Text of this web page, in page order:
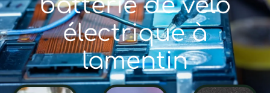
batterie de vélo
électrique à
lamentin